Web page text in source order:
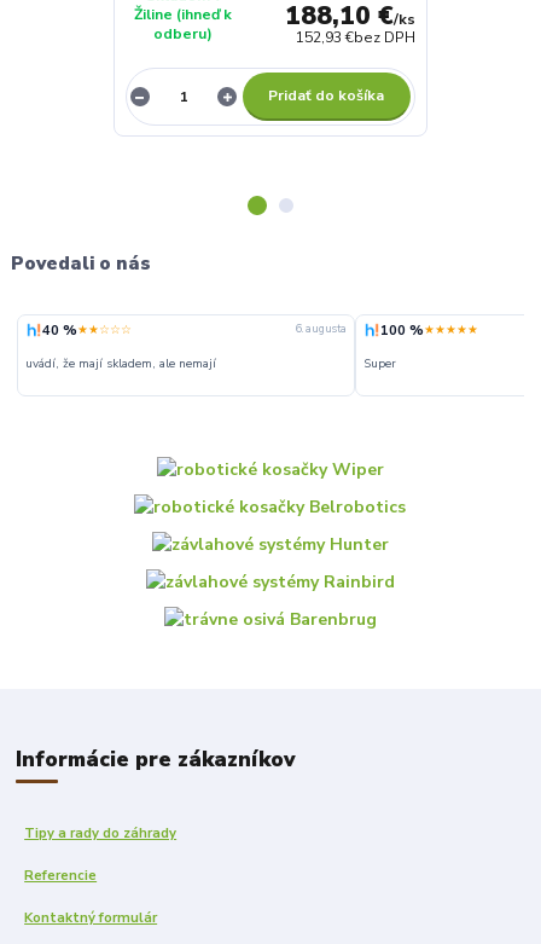
188,10 €/ks
152,93 €bez DPH
Žiline (ihneď k
odberu)
Pridať do košíka
Povedali o nás
40 %★★☆☆☆ 6. augusta
uvádí, že mají skladem, ale nemají
100 %★★★★★
Super
Informácie pre zákazníkov
Tipy a rady do záhrady
Referencie
Kontaktný formulár